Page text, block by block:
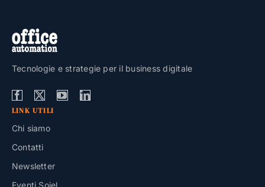
Tecnologie e strategie per il business digitale
LINK UTILI
Chi siamo
Contatti
Newsletter
Eventi Soiel